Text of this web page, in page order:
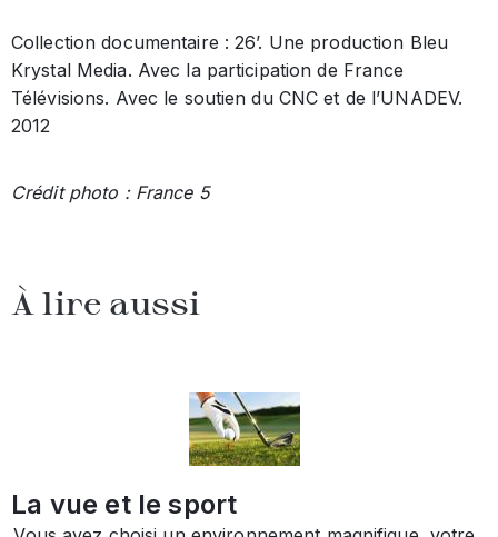
Collection documentaire : 26’. Une production Bleu
Krystal Media. Avec la participation de France
Télévisions. Avec le soutien du CNC et de l’UNADEV.
2012
Crédit photo : France 5
À lire aussi
La vue et le sport